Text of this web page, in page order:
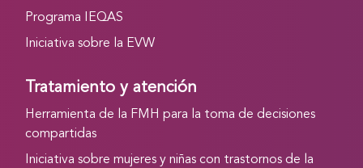
Programa IEQAS
Iniciativa sobre la EVW
Tratamiento y atención
Herramienta de la FMH para la toma de decisiones
compartidas
Iniciativa sobre mujeres y niñas con trastornos de la